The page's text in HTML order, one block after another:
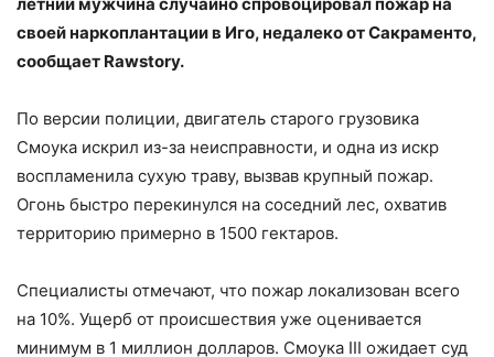
своей наркоплантации в Иго, недалеко от Сакраменто,
сообщает Rawstory.
По версии полиции, двигатель старого грузовика
Смоука искрил из-за неисправности, и одна из искр
воспламенила сухую траву, вызвав крупный пожар.
Огонь быстро перекинулся на соседний лес, охватив
территорию примерно в 1500 гектаров.
Специалисты отмечают, что пожар локализован всего
на 10%. Ущерб от происшествия уже оценивается
минимум в 1 миллион долларов. Смоука III ожидает суд